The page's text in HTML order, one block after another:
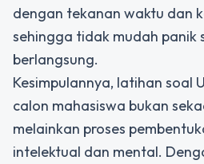
dengan tekanan waktu dan
sehingga tidak mudah panik
berlangsung.
Kesimpulannya, latihan soal
calon mahasiswa bukan
melainkan proses
intelektual dan mental.